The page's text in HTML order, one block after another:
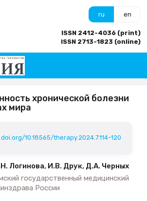
ru en
ISSN 2412-4036 (print)
ISSN 2713-1823 (online)
хронической болезни
мира
10.18565/therapy.2024.7.114-120
Логинова, И.В. Друк, Д.А. Черных
государственный медицинский
России